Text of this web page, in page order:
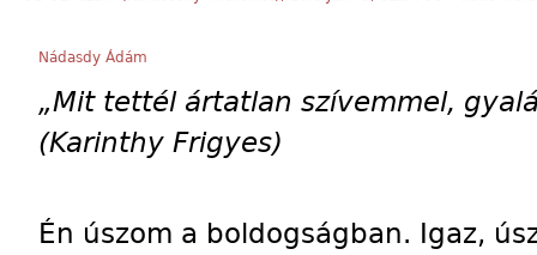
Nádasdy Ádám
„Mit tettél ártatlan szívemmel,
(Karinthy Frigyes)
Én úszom a boldogságban. Igaz,